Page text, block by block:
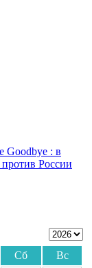
Goodbye : в
России
Сб
Вс